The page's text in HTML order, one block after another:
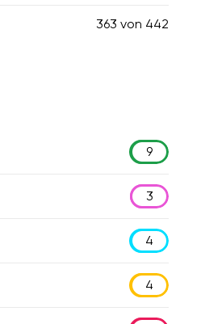
363 von 442
9
3
4
4